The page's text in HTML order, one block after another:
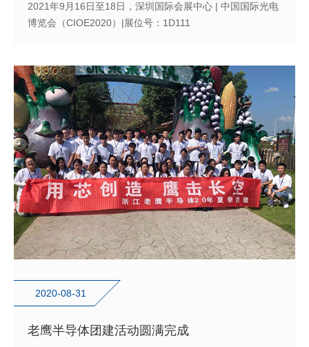
2021年9月16日至18日，深圳国际会展中心 | 中国国际光电
博览会（CIOE2020）|展位号：1D111
2020-08-31
老鹰半导体团建活动圆满完成